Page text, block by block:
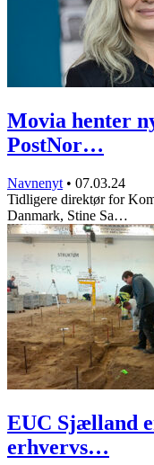
Movia henter
PostNor…
Navnenyt • 07.03.24
Tidligere direktør for
Danmark, Stine Sa…
EUC Sjælland
erhvervs…